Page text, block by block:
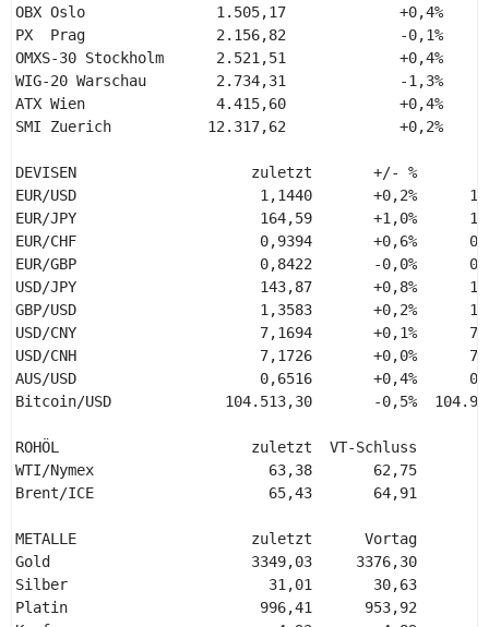
OBX Oslo               1.505,17             +0,4%
PX  Prag               2.156,82             -0,1%
OMXS-30 Stockholm      2.521,51             +0,4%
WIG-20 Warschau        2.734,31             -1,3%
ATX Wien               4.415,60             +0,4%
SMI Zuerich           12.317,62             +0,2%
DEVISEN                    zuletzt       +/- %
EUR/USD                     1,1440       +0,2%
EUR/JPY                     164,59       +1,0%
EUR/CHF                     0,9394       +0,6%
EUR/GBP                     0,8422       -0,0%
USD/JPY                     143,87       +0,8%
GBP/USD                     1,3583       +0,2%
USD/CNY                     7,1694       +0,1%
USD/CNH                     7,1726       +0,0%
AUS/USD                     0,6516       +0,4%
Bitcoin/USD             104.513,30       -0,5%
ROHÖL                      zuletzt  VT-Schluss
WTI/Nymex                    63,38       62,75
Brent/ICE                    65,43       64,91
METALLE                    zuletzt      Vortag       +/-
Gold                       3349,03     3376,30       -
Silber                       31,01       30,63
Platin                      996,41      953,92